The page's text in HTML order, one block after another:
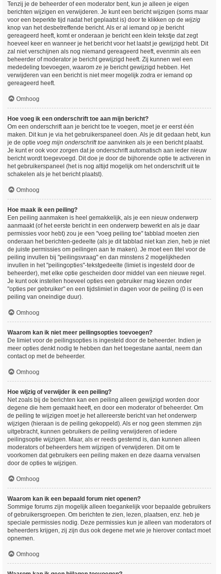
Tenzij je de beheerder of een moderator bent, kun je alleen je eigen
berichten wijzigen en verwijderen. Je kunt een bericht wijzigen (soms maar
voor een beperkte tijd nadat het geplaatst is) door te klikken op de wijzig
knop van het desbetreffende bericht. Als er al iemand op je bericht
gereageerd heeft, komt er onderaan je bericht een klein tekstje dat zegt
hoeveel keer en wanneer je het bericht voor het laatst je gewijzigd hebt. Dit
zal niet verschijnen als nog niemand gereageerd heeft, evenmin als een
beheerder of moderator je bericht gewijzigd heeft. Zij kunnen wel een
mededeling toevoegen, waarom ze je bericht gewijzigd hebben. Het
verwijderen van een bericht is niet meer mogelijk zodra er iemand op
gereageerd heeft.
Omhoog
Hoe voeg ik een onderschrift toe aan mijn bericht?
Om een onderschrift aan je bericht toe te voegen, moet je er eerst één
maken. Dit kun je via het gebruikerspaneel doen. Als je dit gedaan hebt, kun
je de optie voeg mijn onderschrift toe aanvinken als je een bericht plaatst.
Je kunt er ook voor zorgen dat je onderschrift automatisch aan ieder nieuw
bericht wordt toegevoegd. Dit doe je door de bijhorende optie te activeren in
het gebruikerspaneel (het is nog altijd mogelijk om het onderschrift uit te
schakelen als je het bericht plaatst).
Omhoog
Hoe maak ik een peiling?
Een peiling aanmaken is heel gemakkelijk, als je een nieuw onderwerp
aanmaakt (of het eerste bericht in een onderwerp bewerkt en als je daar
permissies voor hebt) zou je een "voeg peiling toe" tabblad moeten zien
onderaan het berichten-gedeelte (als je dit tabblad niet kan zien, heb je niet
de juiste permissies om peilingen aan te maken). Je moet een titel voor de
peiling invullen bij "peilingsvraag" en dan minstens 2 mogelijkheden
invullen in het "peilingopties"-tekstgedeelte (limiet is ingesteld door de
beheerder), met elke optie gescheiden door middel van een nieuwe regel.
Je kunt ook instellen hoeveel opties een gebruiker mag kiezen onder
"opties per gebruiker" en een tijdslimiet in dagen voor de peiling (0 is een
peiling van oneindige duur).
Omhoog
Waarom kan ik niet meer peilingsopties toevoegen?
De limiet voor de peilingsopties is ingesteld door de beheerder. Indien je
meer opties denkt nodig te hebben dan het toegestane aantal, neem dan
contact op met de beheerder.
Omhoog
Hoe wijzig of verwijder ik een peiling?
Net zoals bij de berichten kan een peiling alleen gewijzigd worden door
degene die hem gemaakt heeft, en door een moderator of beheerder. Om
de peiling te wijzigen moet je het allereerste bericht van het onderwerp
wijzigen (hieraan is de peiling gekoppeld). Als er nog geen stemmen zijn
uitgebracht, kunnen gebruikers de peiling verwijderen of iedere
peilingsoptie wijzigen. Maar, als er reeds gestemd is, dan kunnen alleen
moderators of beheerders hem wijzigen of verwijderen. Dit om te
voorkomen dat gebruikers een peiling maken en deze daarna vervalsen
door de opties te wijzigen.
Omhoog
Waarom kan ik een bepaald forum niet openen?
Sommige forums zijn mogelijk alleen toegankelijk voor bepaalde gebruikers
of gebruikersgroepen. Om berichten te zien, lezen, plaatsen, enz. heb je
speciale permissies nodig. Deze permissies kun je alleen van moderators of
beheerders krijgen, zij zijn dus ook degene met wie je hierover contact moet
opnemen.
Omhoog